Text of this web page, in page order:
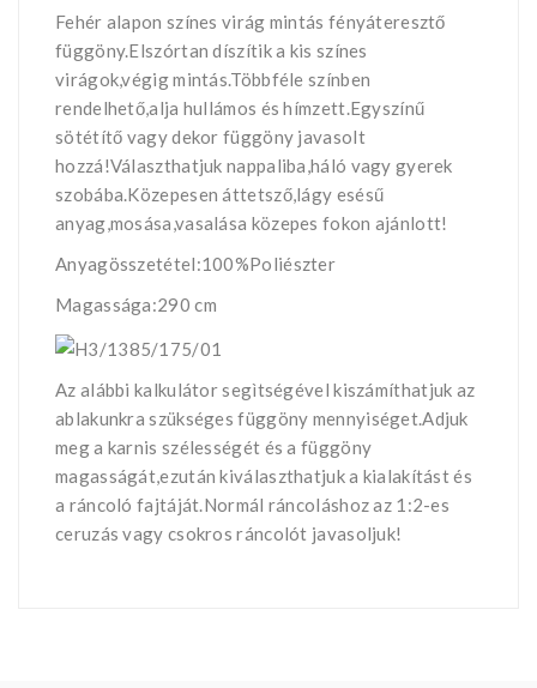
Fehér alapon színes virág mintás fényáteresztő
függöny.Elszórtan díszítik a kis színes
virágok,végig mintás.Többféle színben
rendelhető,alja hullámos és hímzett.Egyszínű
sötétítő vagy dekor függöny javasolt
hozzá!Választhatjuk nappaliba,háló vagy gyerek
szobába.Közepesen áttetsző,lágy esésű
anyag,mosása,vasalása közepes fokon ajánlott!
Anyagösszetétel:100%Poliészter
Magassága:290 cm
Az alábbi kalkulátor segìtségével kiszámíthatjuk az
ablakunkra szükséges függöny mennyiséget.Adjuk
meg a karnis szélességét és a függöny
magasságát,ezután kiválaszthatjuk a kialakítást és
a ráncoló fajtáját.Normál ráncoláshoz az 1:2-es
ceruzás vagy csokros ráncolót javasoljuk!